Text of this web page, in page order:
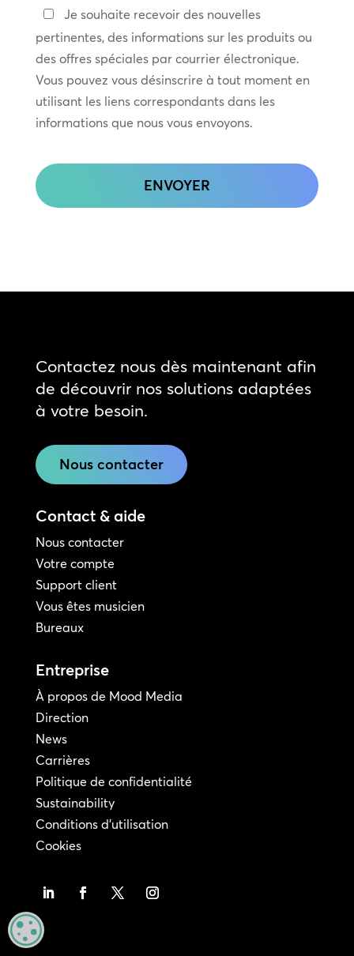
Restez
en
contact
Je souhaite recevoir des nouvelles
pertinentes, des informations sur les produits ou
des offres spéciales par courrier électronique.
Vous pouvez vous désinscrire à tout moment en
utilisant les liens correspondants dans les
informations que nous vous envoyons.
Contactez nous dès maintenant afin
de découvrir nos solutions adaptées
à votre besoin.
Nous contacter
Contact & aide
Nous contacter
Votre compte
Support client
Vous êtes musicien
Bureaux
Entreprise
À propos de Mood Media
Direction
News
Carrières
Politique de confidentialité
Sustainability
Conditions d'utilisation
Cookies
MANAGE PRIVACY